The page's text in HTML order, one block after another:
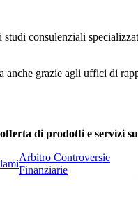
consulenziali
anche grazie agli uffici di
di prodotti e servizi
Arbitro Controversie
Finanziarie